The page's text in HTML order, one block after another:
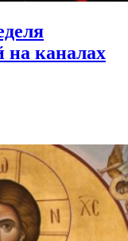
на каналах